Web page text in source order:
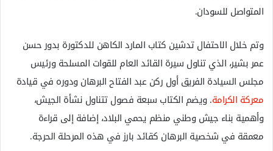
المتواصل للسودان.
وتم خلال الاحتفال تدشين كتاب المارد الكاهن للدكتورة بدور حسن
عمر بشير، الذي تناول سيرة القائد العام للقوات المسلحة ورئيس
مجلس السيادة الفريق أول ركن عبد الفتاح البرهان ودوره في قيادة
معركة الكرامة. ويضم الكتاب سبعة فصول تتناول نشأة الجيش،
وأهمية بناء جيش وطني منظم يحمي البلاد، إضافة إلى قراءة
معمقة في شخصية البرهان كقائد بارز في هذه المرحلة الحرجة.